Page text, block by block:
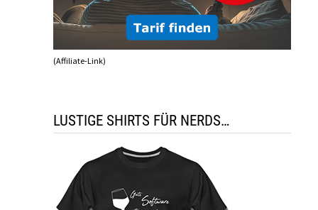
(Affiliate-Link)
LUSTIGE SHIRTS FÜR NERDS…